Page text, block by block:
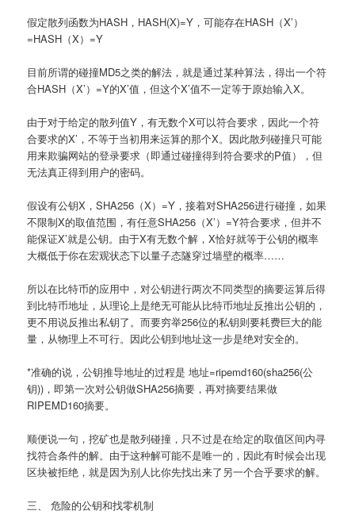
假定散列函数为HASH，HASH(X)=Y，可能存在HASH（X’）
=HASH（X）=Y
目前所谓的碰撞MD5之类的解法，就是通过某种算法，得出一个符
合HASH（X’）=Y的X’值，但这个X’值不一定等于原始输入X。
由于对于给定的散列值Y，有无数个X可以符合要求，因此一个符
合要求的X’，不等于当初用来运算的那个X。因此散列碰撞只可能
用来欺骗网站的登录要求（即通过碰撞得到符合要求的P值），但
无法真正得到用户的密码。
假设有公钥X，SHA256（X）=Y，接着对SHA256进行碰撞，如果
不限制X的取值范围，有任意SHA256（X’）=Y符合要求，但并不
能保证X’就是公钥。由于X有无数个解，X恰好就等于公钥的概率
大概低于你在宏观状态下以量子态隧穿过墙壁的概率……
所以在比特币的应用中，对公钥进行两次不同类型的摘要运算后得
到比特币地址，从理论上是绝无可能从比特币地址反推出公钥的，
更不用说反推出私钥了。而要穷举256位的私钥则要耗费巨大的能
量，从物理上不可行。因此公钥到地址这一步是绝对安全的。
*准确的说，公钥推导地址的过程是 地址=ripemd160(sha256(公
钥))，即第一次对公钥做SHA256摘要，再对摘要结果做
RIPEMD160摘要。
顺便说一句，挖矿也是散列碰撞，只不过是在给定的取值区间内寻
找符合条件的解。由于这种解可能不是唯一的，因此有时候会出现
区块被拒绝，就是因为别人比你先找出来了另一个合乎要求的解。
三、 危险的公钥和找零机制